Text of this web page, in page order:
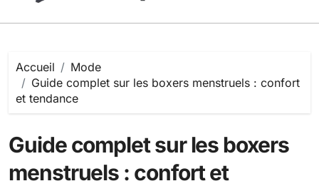
Accueil
Mode
Guide complet sur les boxers menstruels : confort
et tendance
Guide complet sur les boxers
menstruels : confort et